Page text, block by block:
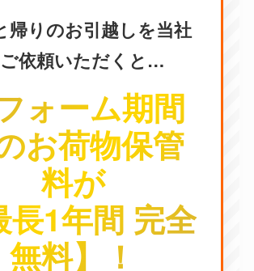
帰りのお引越しを当社
依頼いただくと…
ォーム期間
お荷物保管
料が
長1年間 完全
無料】！